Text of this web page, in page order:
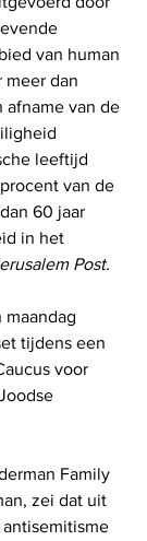
van human
meer dan
afname van de
leeftijd
van de
60 jaar
in het
Post.
tijdens een
voor
Family
zei dat uit